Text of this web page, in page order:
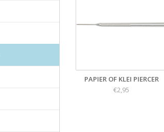
PAPIER OF KLEI PIERCER
€2,95